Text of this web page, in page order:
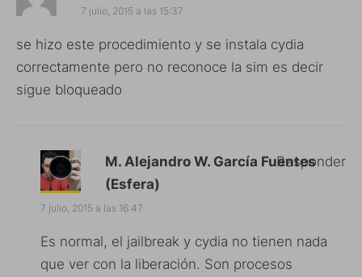
7 julio, 2015 a las 15:37
se hizo este procedimiento y se instala cydia
correctamente pero no reconoce la sim es decir
sigue bloqueado
M. Alejandro W. García Fuentes
(Esfera)
7 julio, 2015 a las 16:47
Es normal, el jailbreak y cydia no tienen nada
que ver con la liberación. Son procesos
Responder